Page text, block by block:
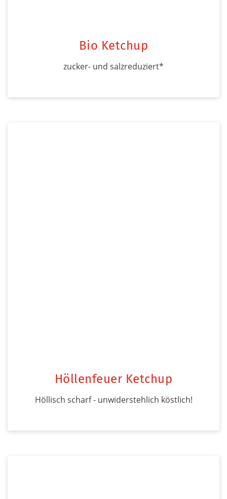
Bio Ketchup
zucker- und salzreduziert*
Höllenfeuer Ketchup
Höllisch scharf - unwiderstehlich köstlich!